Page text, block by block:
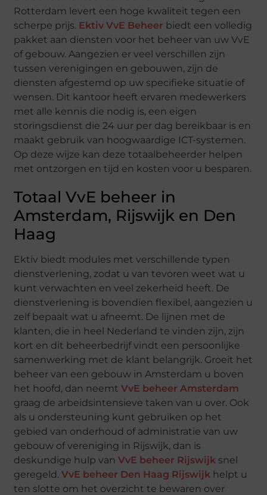
Rotterdam levert een hoge kwaliteit tegen een
scherpe prijs. Ektiv VvE Beheer biedt een volledig
pakket aan diensten voor het beheer van uw VvE
of gebouw. Aangezien er veel verschillen zijn
tussen verenigingen en gebouwen, zijn de
diensten afgestemd op uw specifieke situatie of
wensen. Dit kantoor heeft ervaren medewerkers
met alle kennis die nodig is, een eigen
storingsdienst die 24 uur per dag bereikbaar is en
maakt gebruik van hoogwaardige ICT-systemen.
Op deze wijze kan deze totaalbeheerder helpen
met ontzorgen en tijd en kosten voor u besparen.
Totaal VvE beheer in
Amsterdam, Rijswijk en Den
Haag
Ektiv biedt modules met verschillende typen
dienstverlening, zodat u van tevoren weet wat u
kunt verwachten en veel zekerheid heeft. De
dienstverlening is bovendien flexibel, aangezien u
zelf bepaalt wat u afneemt. De lijnen met de
klanten, die in heel Nederland te vinden zijn, zijn
kort en dit beheerbedrijf vindt een persoonlijke
samenwerking met de klant belangrijk. Groeit het
beheer van een gebouw in Amsterdam u boven
het hoofd, dan neemtVvE beheer Amsterdam
graag de arbeidsintensieve taken van u over. Ook
als u ondersteuning kunt gebruiken op het
gebied van onderhoud of administratie van uw
gebouw of vereniging in Rijswijk, dan is
deskundige hulp vanVvE beheer Rijswijk snel
geregeld.VvE beheer Den Haag Rijswijk helpt u
ten slotte om het overzicht te bewaren over